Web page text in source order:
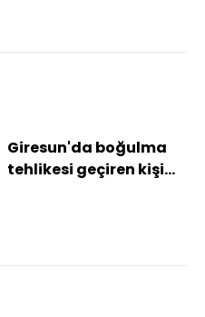
Giresun'da boğulma
tehlikesi geçiren kişi